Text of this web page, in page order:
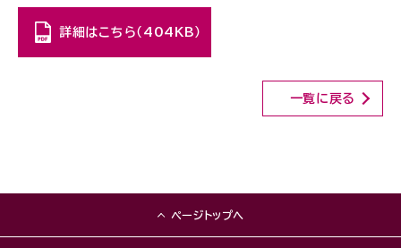
詳細はこちら（404KB）
一覧に戻る
ページトップへ